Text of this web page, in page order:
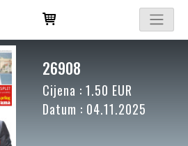
26908
Cijena : 1.50 EUR
Datum : 04.11.2025